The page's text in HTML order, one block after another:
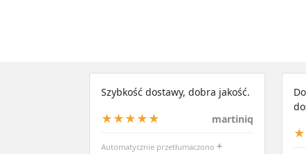
Szybkość dostawy, dobra jakość.
★★★★★ martiniq
Automatycznie przetłumaczono +